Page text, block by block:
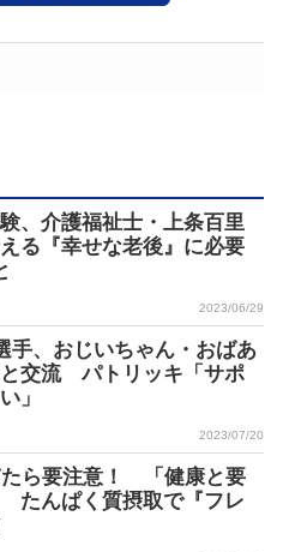
、介護福祉士・上条百里
る『幸せな老後』に必要
2023/06/29
手、おじいちゃん・おばあ
交流 パトリッキ「サポ
」
2023/07/20
たら要注意！ 「健康と要
たんぱく質摂取で『フレ